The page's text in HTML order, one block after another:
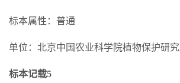
标本属性：普通
单位：北京中国农业科学院植物保护研
标本记载5